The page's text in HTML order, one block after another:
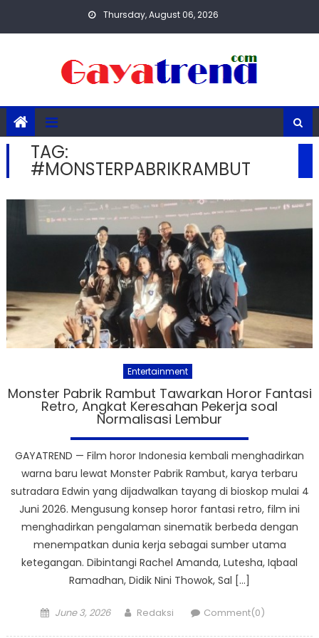
Thursday, August 06, 2026
TAG:
#MONSTERPABRIKRAMBUT
Entertainment
Monster Pabrik Rambut Tawarkan Horor Fantasi
Retro, Angkat Keresahan Pekerja soal
Normalisasi Lembur
GAYATREND — Film horor Indonesia kembali menghadirkan
warna baru lewat Monster Pabrik Rambut, karya terbaru
sutradara Edwin yang dijadwalkan tayang di bioskop mulai 4
Juni 2026. Mengusung konsep horor fantasi retro, film ini
menghadirkan pengalaman sinematik berbeda dengan
menempatkan dunia kerja sebagai sumber utama
ketegangan. Dibintangi Rachel Amanda, Lutesha, Iqbaal
Ramadhan, Didik Nini Thowok, Sal […]
Posted
June 3, 2026 Author
Redaksi Comment(0)